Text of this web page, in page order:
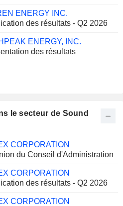
ENERGY INC.
des résultats - Q2 2026
ENERGY, INC.
des résultats
le secteur de Sound
CORPORATION
du Conseil d'Administration
CORPORATION
des résultats - Q2 2026
CORPORATION